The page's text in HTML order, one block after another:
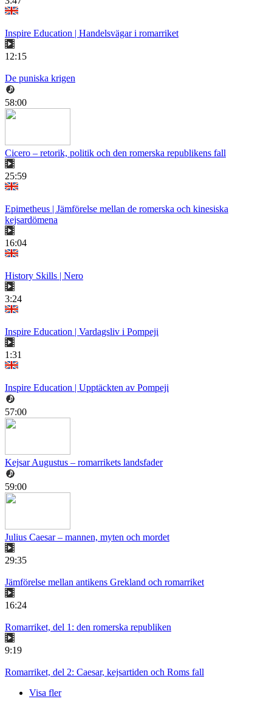
Inspire Education | Handelsvägar i romarriket
12:15
De puniska krigen
58:00
Cicero – retorik, politik och den romerska republikens fall
25:59
Epimetheus | Jämförelse mellan de romerska och kinesiska
kejsardömena
16:04
History Skills | Nero
3:24
Inspire Education | Vardagsliv i Pompeji
1:31
Inspire Education | Upptäckten av Pompeji
57:00
Kejsar Augustus – romarrikets landsfader
59:00
Julius Caesar – mannen, myten och mordet
29:35
Jämförelse mellan antikens Grekland och romarriket
16:24
Romarriket, del 1: den romerska republiken
9:19
Romarriket, del 2: Caesar, kejsartiden och Roms fall
Visa fler